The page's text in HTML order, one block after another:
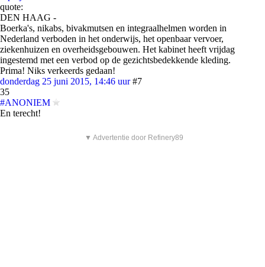
quote:
DEN HAAG -
Boerka's, nikabs, bivakmutsen en integraalhelmen worden in
Nederland verboden in het onderwijs, het openbaar vervoer,
ziekenhuizen en overheidsgebouwen. Het kabinet heeft vrijdag
ingestemd met een verbod op de gezichtsbedekkende kleding.
Prima! Niks verkeerds gedaan!
donderdag 25 juni 2015, 14:46 uur #7
35
#ANONIEM
En terecht!
▼ Advertentie door Refinery89